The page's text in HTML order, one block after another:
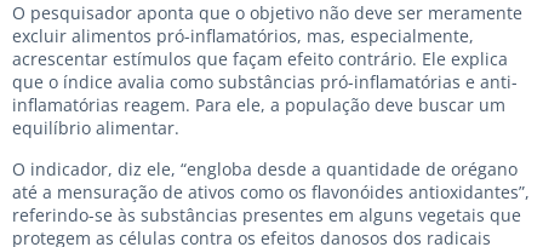
O pesquisador aponta que o objetivo não deve ser meramente
excluir alimentos pró-inflamatórios, mas, especialmente,
acrescentar estímulos que façam efeito contrário. Ele explica
que o índice avalia como substâncias pró-inflamatórias e anti-
inflamatórias reagem. Para ele, a população deve buscar um
equilíbrio alimentar.
O indicador, diz ele, “engloba desde a quantidade de orégano
até a mensuração de ativos como os flavonóides antioxidantes”,
referindo-se às substâncias presentes em alguns vegetais que
protegem as células contra os efeitos danosos dos radicais